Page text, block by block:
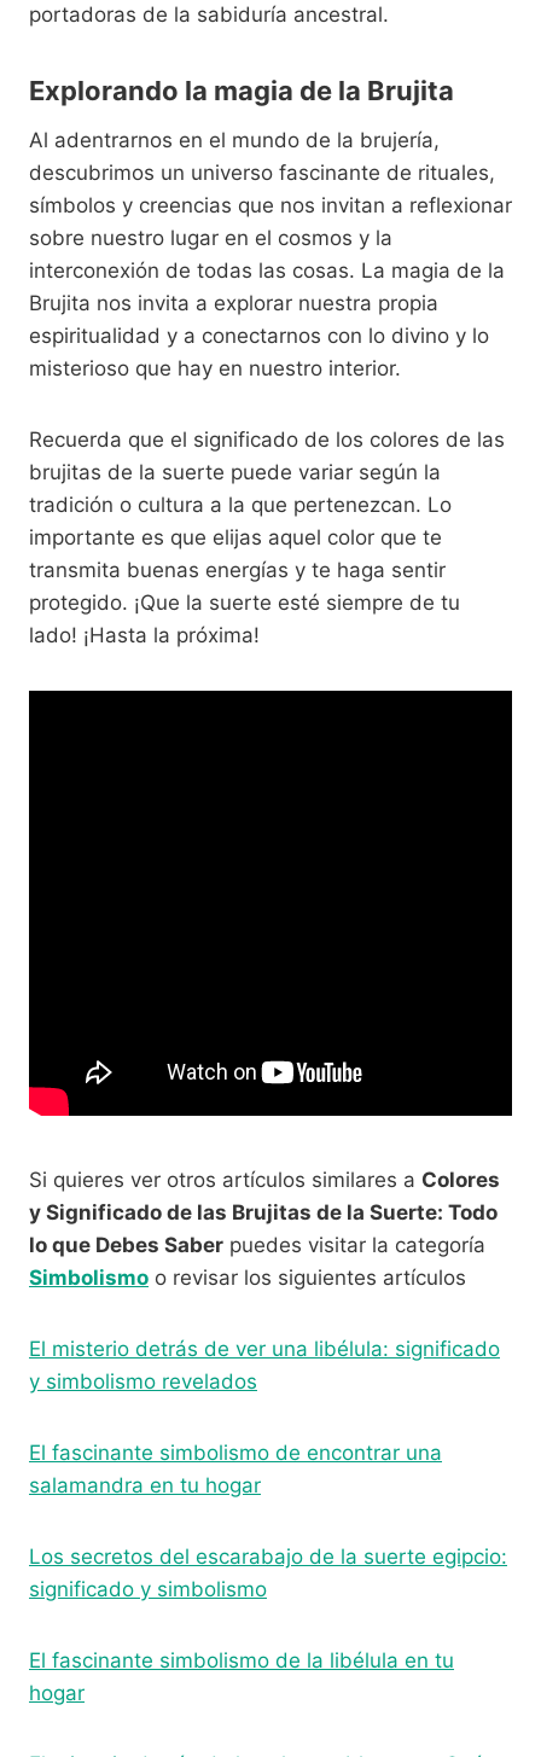
portadoras de la sabiduría ancestral.
Explorando la magia de la Brujita
Al adentrarnos en el mundo de la brujería,
descubrimos un universo fascinante de rituales,
símbolos y creencias que nos invitan a reflexionar
sobre nuestro lugar en el cosmos y la
interconexión de todas las cosas. La magia de la
Brujita nos invita a explorar nuestra propia
espiritualidad y a conectarnos con lo divino y lo
misterioso que hay en nuestro interior.
Recuerda que el significado de los colores de las
brujitas de la suerte puede variar según la
tradición o cultura a la que pertenezcan. Lo
importante es que elijas aquel color que te
transmita buenas energías y te haga sentir
protegido. ¡Que la suerte esté siempre de tu
lado! ¡Hasta la próxima!
Si quieres ver otros artículos similares a Colores
y Significado de las Brujitas de la Suerte: Todo
lo que Debes Saber puedes visitar la categoría
Simbolismo o revisar los siguientes artículos
El misterio detrás de ver una libélula: significado
y simbolismo revelados
El fascinante simbolismo de encontrar una
salamandra en tu hogar
Los secretos del escarabajo de la suerte egipcio:
significado y simbolismo
El fascinante simbolismo de la libélula en tu
hogar